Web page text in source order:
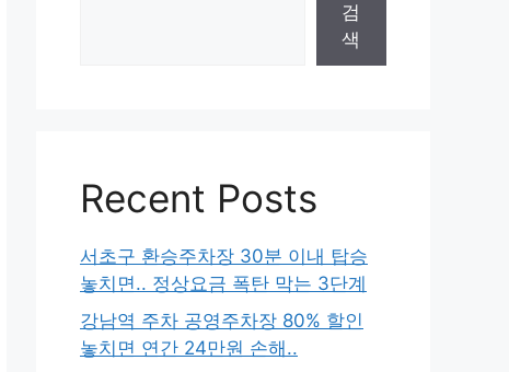
검
색
Recent Posts
서초구 환승주차장 30분 이내 탑승
놓치면.. 정상요금 폭탄 막는 3단계
강남역 주차 공영주차장 80% 할인
놓치면 연간 24만원 손해..